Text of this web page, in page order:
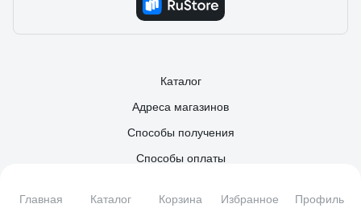
Главная Каталог Корзина Избранное Профиль
Каталог
Адреса магазинов
Способы получения
Способы оплаты